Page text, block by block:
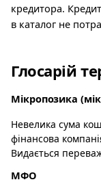
кредитора.
в каталог не
Глосарій
Мікропозика
Невелика сума
фінансова
Видається
МФО